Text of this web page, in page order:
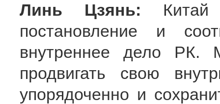
Линь Цзянь:
постановление и
внутреннее дело РК.
продвигать свою
упорядоченно и